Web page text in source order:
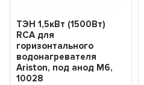
ТЭН 1,5кВт (1500Вт)
RCA для
горизонтального
водонагревателя
Ariston, под анод М6,
10028